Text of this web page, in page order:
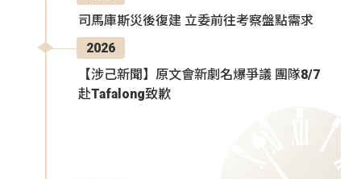
司馬庫斯災後復建 立委前往考察盤點需求
2026
【涉己新聞】原文會新劇名爆爭議 團隊8/7
赴Tafalong致歉